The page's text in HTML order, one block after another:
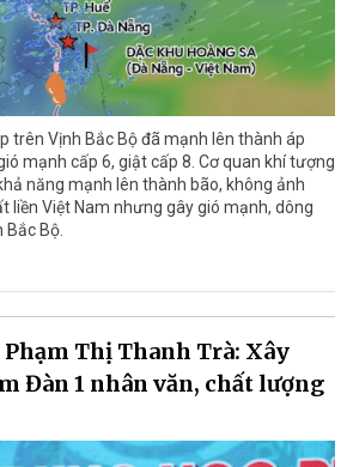
trên Vịnh Bắc Bộ đã mạnh lên thành áp
mạnh cấp 6, giật cấp 8. Cơ quan khí tượng
năng mạnh lên thành bão, không ảnh
liền Việt Nam nhưng gây gió mạnh, dông
Bắc Bộ.
Thị Thanh Trà: Xây
Đàn 1 nhân văn, chất lượng